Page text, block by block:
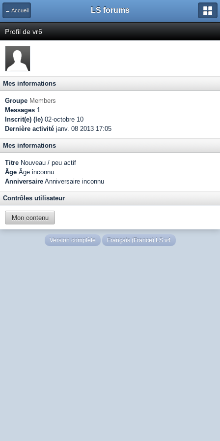
← Accueil LS forums
Profil de vr6
Mes informations
Groupe Members
Messages 1
Inscrit(e) (le) 02-octobre 10
Dernière activité janv. 08 2013 17:05
Mes informations
Titre Nouveau / peu actif
Âge Âge inconnu
Anniversaire Anniversaire inconnu
Contrôles utilisateur
Mon contenu
Version complète Français (France) LS v4